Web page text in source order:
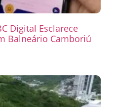
Digital Esclarece
Balneário Camboriú